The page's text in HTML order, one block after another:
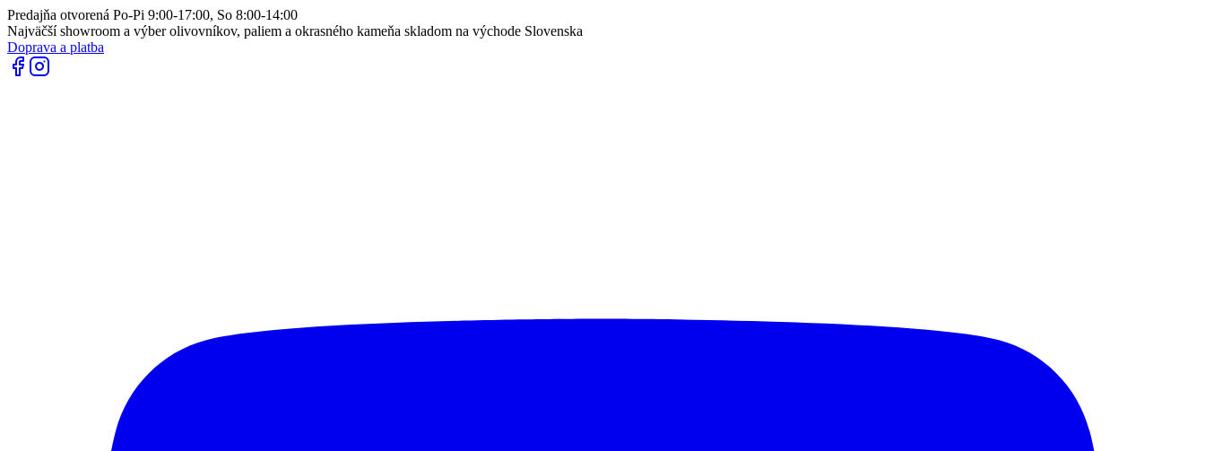
Predajňa otvorená Po-Pi 9:00-17:00, So 8:00-14:00
Najväčší showroom a výber olivovníkov, paliem a okrasného kameňa skladom na východe Slovenska
Doprava a platba